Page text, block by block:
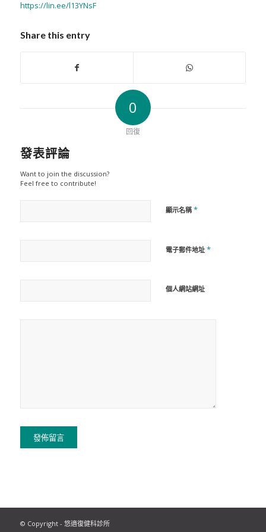
https://lin.ee/l13YNsF
Share this entry
0
回復
發表評論
Want to join the discussion?
Feel free to contribute!
顯示名稱 *
電子郵件地址 *
個人網站網址
© Copyright - 悠適復健科診所